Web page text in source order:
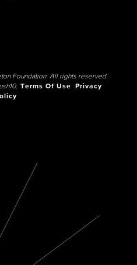
Foundation. All rights reserved.
Terms Of Use
Privacy